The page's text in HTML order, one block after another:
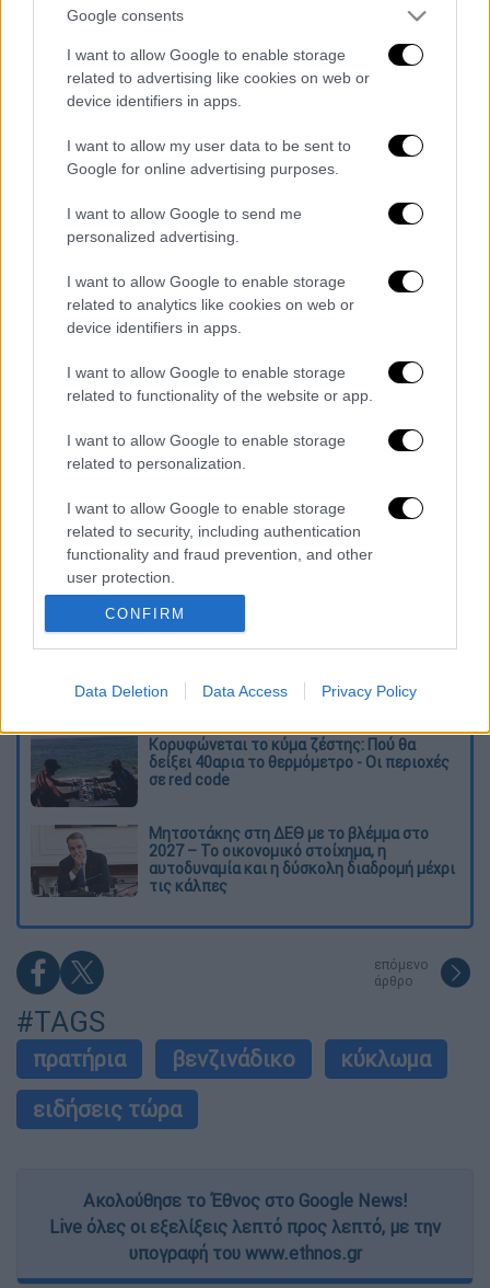
Google consents
I want to allow Google to enable storage
related to advertising like cookies on web or
device identifiers in apps.
I want to allow my user data to be sent to
Google for online advertising purposes.
I want to allow Google to send me
personalized advertising.
I want to allow Google to enable storage
related to analytics like cookies on web or
device identifiers in apps.
I want to allow Google to enable storage
related to functionality of the website or app.
I want to allow Google to enable storage
related to personalization.
I want to allow Google to enable storage
related to security, including authentication
functionality and fraud prevention, and other
user protection.
CONFIRM
Data Deletion Data Access Privacy Policy
Μένουν να απολογηθούν άλλοι πέντε
, μεταξύ
αυτών και ο φερόμενος ως αρχηγός. Η
διαδικασία αναμένεται να ολοκληρωθεί τις
πρώτες πρωινές ώρες.
ΕΘΝΟΣ θα παρεμβαίνει και τα προσβλητικά σχόλια θα
διαγράφονται
καταχώρηση
Διαβάστε ακόμη
Ξεφυλλίζοντας... τέσσερις ιστορίες για τη
γνώση, τη φύση και την τεχνολογία
Απίστευτη ιστορία στην Ελλάδα – Πώς μια
να κρατήσει ζωντανό έναν 30χρονο!
Κορυφώνεται το κύμα ζέστης: Πού θα
δείξει 40αρια το θερμόμετρο - Οι περιοχές
σε red code
Μητσοτάκης στη ΔΕΘ με το βλέμμα στο
2027 – Το οικονομικό στοίχημα, η
αυτοδυναμία και η δύσκολη διαδρομή μέχρι
τις κάλπες
επόμενο
άρθρο
#TAGS
πρατήρια βενζινάδικο
κύκλωμα
ειδήσεις τώρα
Ακολούθησε το Έθνος στο Google News!
Live όλες οι εξελίξεις λεπτό προς λεπτό, με την
υπογραφή του www.ethnos.gr